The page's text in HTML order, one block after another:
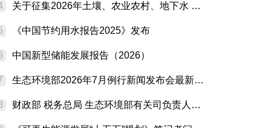
关于征集2026年土壤、农业农村、地下水 污染防治先进适用技术及典型案例的通知
《中国节约用水报告2025》发布
中国新型储能发展报告（2026）
生态环境部2026年7月例行新闻发布会最新情况通报
财政部 税务总局 生态环境部有关司负责人就开展征收挥发性有机物环境保护税试点答记者问